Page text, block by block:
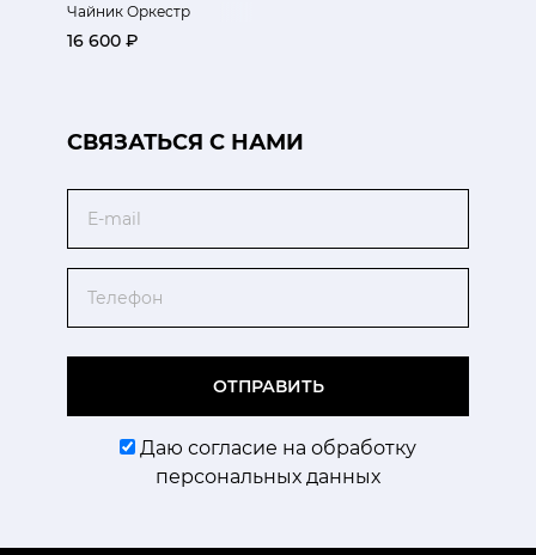
Чайник Оркестр
16 600 ₽
CВЯЗАТЬСЯ С НАМИ
ОТПРАВИТЬ
Даю согласие на обработку
персональных данных